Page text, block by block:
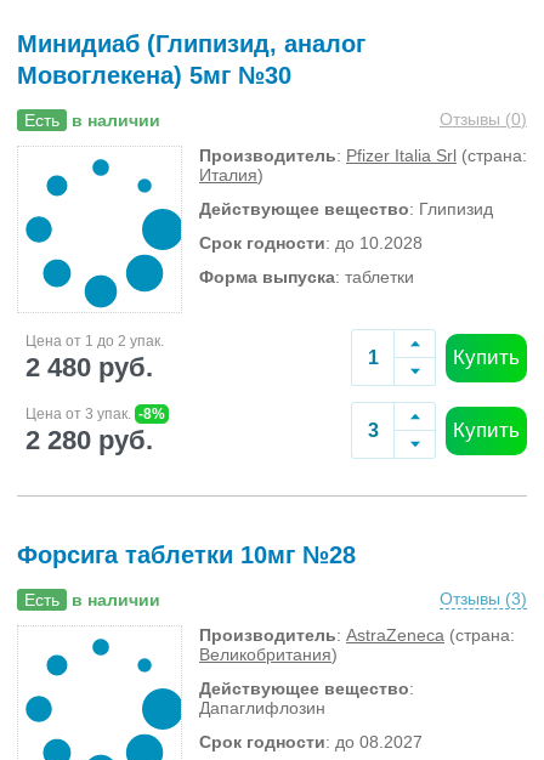
Минидиаб (Глипизид, аналог
Мовоглекена) 5мг №30
Есть в наличии Отзывы (0)
Производитель: Pfizer Italia Srl (страна:
Италия)
Действующее вещество: Глипизид
Срок годности: до 10.2028
Форма выпуска: таблетки
Цена от 1 до 2 упак.
2 480 руб. Купить
Цена от 3 упак. -8%
2 280 руб. Купить
Форсига таблетки 10мг №28
Есть в наличии Отзывы (3)
Производитель: AstraZeneca (страна:
Великобритания)
Действующее вещество:
Дапаглифлозин
Срок годности: до 08.2027